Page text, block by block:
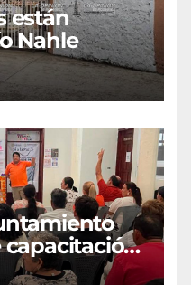
están
Nahle
capacitación